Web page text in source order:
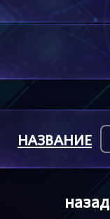
назад
НАЗВАНИЕ